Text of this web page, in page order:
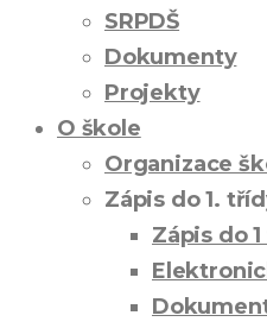
SRPDŠ
Dokumenty
Projekty
O škole
Organizace
Zápis do 1.
Zápis do